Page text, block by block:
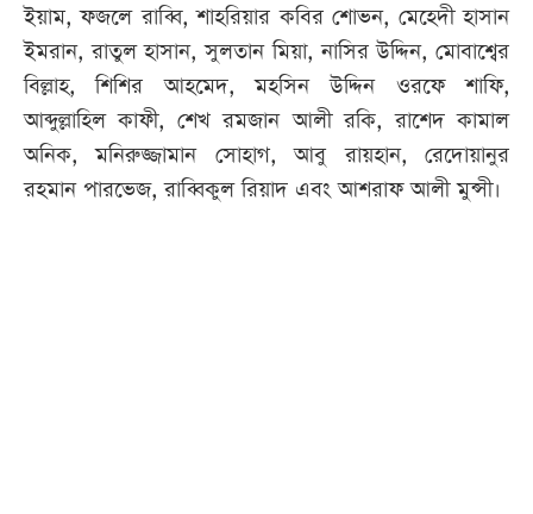
ইয়াম, ফজলে রাব্বি, শাহরিয়ার কবির শোভন, মেহেদী হাসান
ইমরান, রাতুল হাসান, সুলতান মিয়া, নাসির উদ্দিন, মোবাশ্বের
বিল্লাহ, শিশির আহমেদ, মহসিন উদ্দিন ওরফে শাফি,
আব্দুল্লাহিল কাফী, শেখ রমজান আলী রকি, রাশেদ কামাল
অনিক, মনিরুজ্জামান সোহাগ, আবু রায়হান, রেদোয়ানুর
রহমান পারভেজ, রাব্বিকুল রিয়াদ এবং আশরাফ আলী মুন্সী।